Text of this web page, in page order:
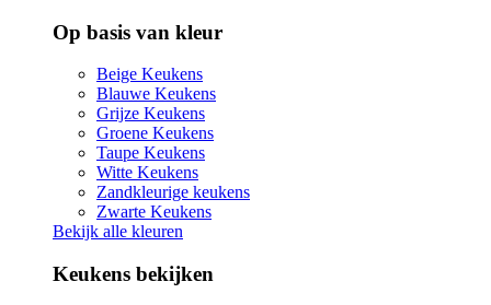
Op basis van kleur
Beige Keukens
Blauwe Keukens
Grijze Keukens
Groene Keukens
Taupe Keukens
Witte Keukens
Zandkleurige keukens
Zwarte Keukens
Bekijk alle kleuren
Keukens bekijken